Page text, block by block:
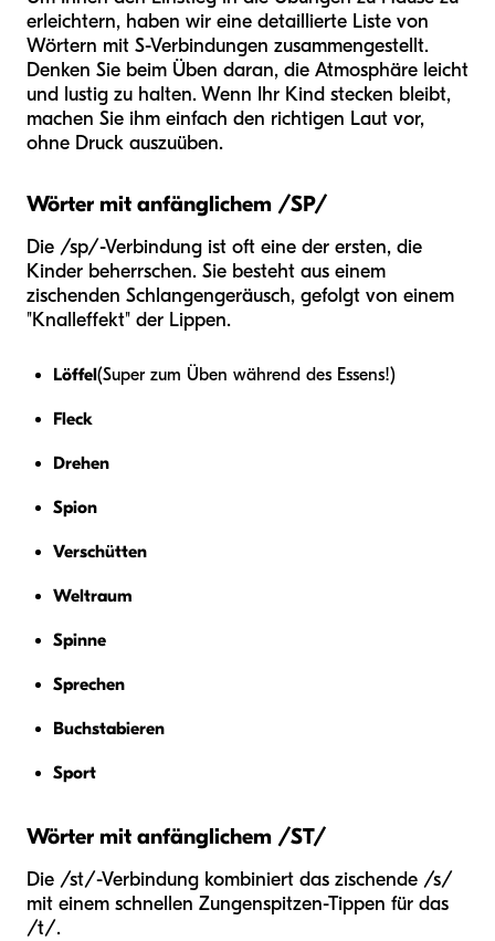
erleichtern, haben wir eine detaillierte Liste von
Wörtern mit S-Verbindungen zusammengestellt.
Denken Sie beim Üben daran, die Atmosphäre leicht
und lustig zu halten. Wenn Ihr Kind stecken bleibt,
machen Sie ihm einfach den richtigen Laut vor,
ohne Druck auszuüben.
Wörter mit anfänglichem /SP/
Die /sp/-Verbindung ist oft eine der ersten, die
Kinder beherrschen. Sie besteht aus einem
zischenden Schlangengeräusch, gefolgt von einem
"Knalleffekt" der Lippen.
Löffel(Super zum Üben während des Essens!)
Fleck
Drehen
Spion
Verschütten
Weltraum
Spinne
Sprechen
Buchstabieren
Sport
Wörter mit anfänglichem /ST/
Die /st/-Verbindung kombiniert das zischende /s/
mit einem schnellen Zungenspitzen-Tippen für das
/t/.